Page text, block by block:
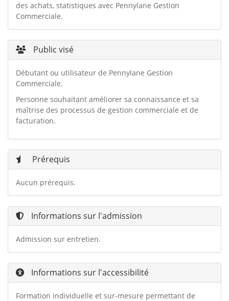
des achats, statistiques avec Pennylane Gestion
Commerciale.
Public visé
Débutant ou utilisateur de Pennylane Gestion
Commerciale.
Personne souhaitant améliorer sa connaissance et sa
maîtrise des processus de gestion commerciale et de
facturation.
Prérequis
Aucun prérequis.
Informations sur l'admission
Admission sur entretien.
Informations sur l'accessibilité
Formation individuelle et sur-mesure permettant de